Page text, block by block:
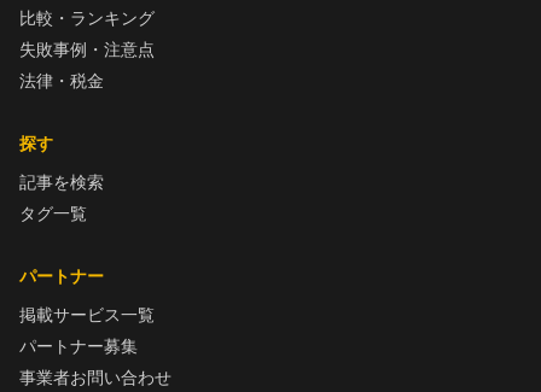
比較・ランキング
失敗事例・注意点
法律・税金
探す
記事を検索
タグ一覧
パートナー
掲載サービス一覧
パートナー募集
事業者お問い合わせ